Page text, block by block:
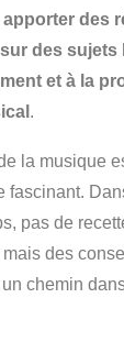
apporter des
des sujets
et à la
.
la musique
fascinant.
pas de
mais des
chemin